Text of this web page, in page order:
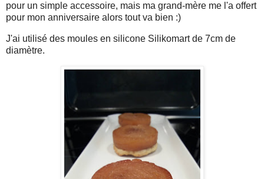
pour un simple accessoire, mais ma grand-mère me l'a offert
pour mon anniversaire alors tout va bien :)
J'ai utilisé des moules en silicone Silikomart de 7cm de
diamètre.